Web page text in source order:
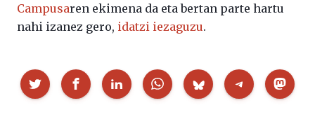
Campusaren ekimena da eta bertan parte hartu
nahi izanez gero, idatzi iezaguzu.
Partekatu